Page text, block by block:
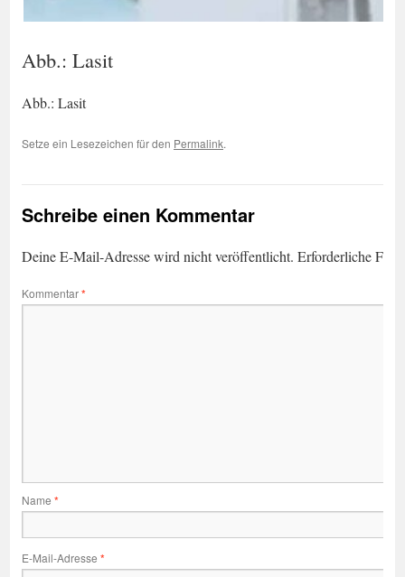
Abb.: Lasit
Abb.: Lasit
Setze ein Lesezeichen für den Permalink.
Schreibe einen Kommentar
Deine E-Mail-Adresse wird nicht veröffentlicht. Erforderliche
Kommentar*
Name *
E-Mail-Adresse *